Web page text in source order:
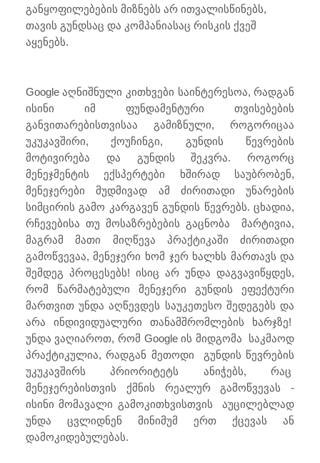
განყოფილებების მიზნებს არ ითვალისწინებს,
თავის გუნდსაც და კომპანიასაც რისკის ქვეშ
აყენებს.
Google აღნიშნული კითხვები საინტერესოა, რადგან
ისინი იმ ფუნდამენტური თვისებების
განვითარებისთვისაა გამიზნული, როგორიცაა
უკუკავშირი, ქოუჩინგი, გუნდის წევრების
მოტივირება და გუნდის შეკვრა. როგორც
მენეჯმენტის ექსპერტები ხშირად საუბრობენ,
მენეჯერები მუდმივად ამ ძირითადი უნარების
სიმცირის გამო კარგავენ გუნდის წევრებს. ცხადია,
რჩევებისა თუ მოსაზრებების გაცნობა მარტივია,
მაგრამ მათი მიღწევა პრაქტიკაში ძირითადი
გამოწვევაა, მენეჯერი ხომ ჯერ ხალხს მართავს და
შემდეგ პროცესებს! ისიც არ უნდა დაგვავიწყდეს,
რომ წარმატებული მენეჯერი გუნდის ეფექტური
მართვით უნდა აღწევდეს საუკეთესო შედეგებს და
არა ინდივიდუალური თანამშრომლების ხარჯზე!
უნდა ვაღიაროთ, რომ Google ის მიდგომა საკმაოდ
პრაქტიკულია, რადგან მეთოდი გუნდის წევრების
უკუკავშირს პრიორიტეტს ანიჭებს, რაც
მენეჯერებისთვის ქმნის რეალურ გამოწვევას -
ისინი მომავალი გამოკითხვისთვის აუცილებლად
უნდა ცვლიდნენ მინიმუმ ერთ ქცევას ან
დამოკიდებულებას.